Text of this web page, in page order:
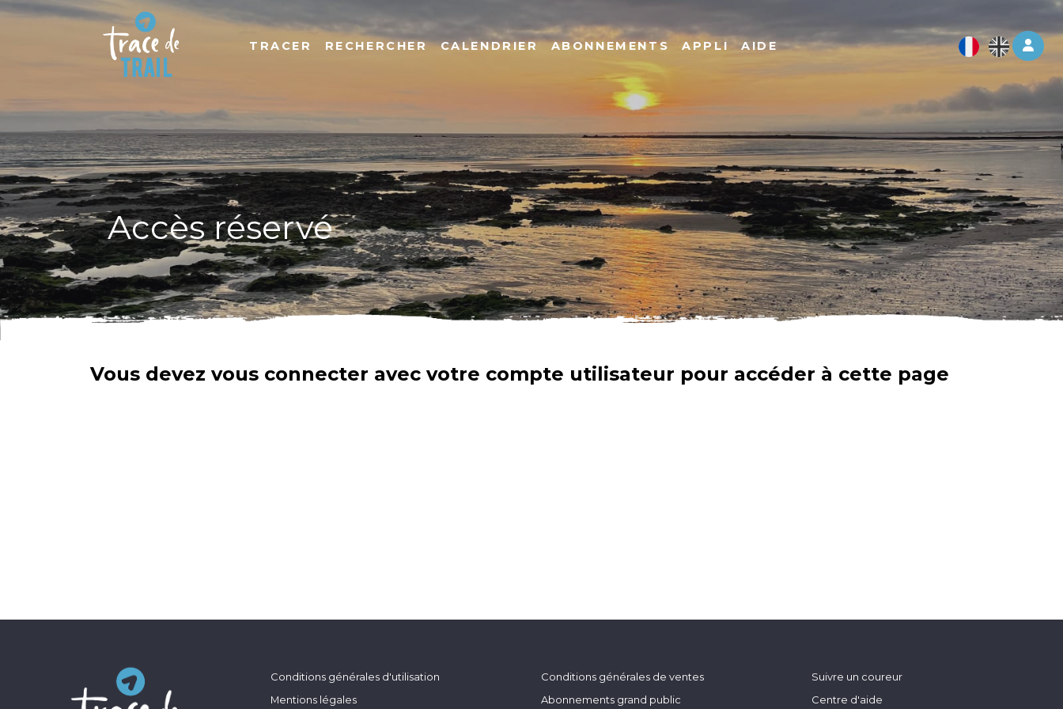
Log
TRACER RECHERCHER CALENDRIER ABONNEMENTS APPLI AIDE
Accès réservé
Vous devez vous connecter avec votre compte utilisateur pour accéder à cette page
Conditions générales d'utilisation
Mentions légales
Conditions générales de ventes
Abonnements grand public
Suivre un coureur
Centre d'aide